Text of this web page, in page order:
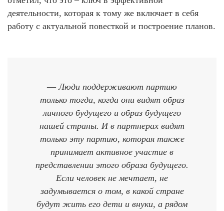
деятельности, которая к тому же включает в себя
работу с актуальной повесткой и построение планов.
—Люди поддерживают партию
только тогда, когда они видят образ
личного будущего и образ будущего
нашей страны. И в партнерах видят
только эту партию, которая также
принимает активное участие в
представлении этого образа будущего.
Если человек не мечтает, не
задумывается о том, в какой стране
будут жить его дети и внуки, а рядом